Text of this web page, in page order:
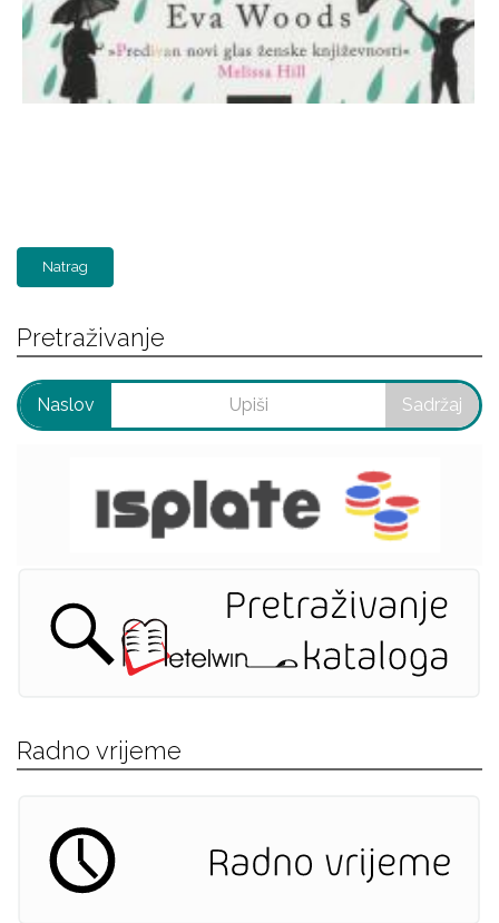
Natrag
Pretraživanje
Naslov Sadržaj
Radno vrijeme